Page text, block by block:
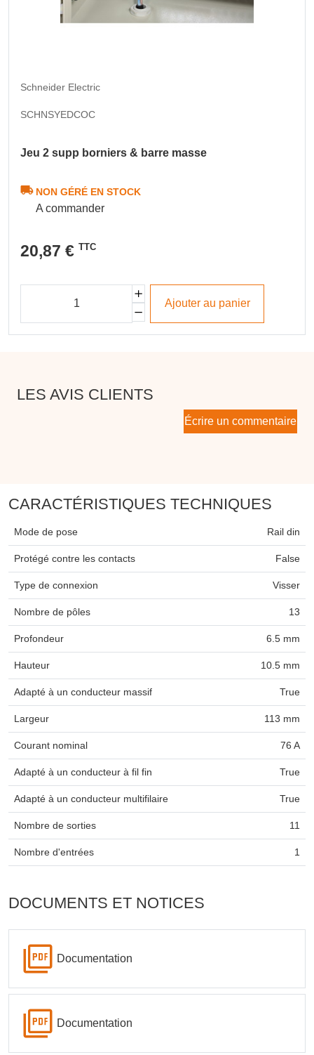
Schneider Electric
SCHNSYEDCOC
Jeu 2 supp borniers & barre masse
NON GÉRÉ EN STOCK
A commander
20,87 € TTC
Ajouter au panier
LES AVIS CLIENTS
Écrire un commentaire
CARACTÉRISTIQUES TECHNIQUES
Mode de pose Rail din
Protégé contre les contacts False
Type de connexion Visser
Nombre de pôles 13
Profondeur 6.5 mm
Hauteur 10.5 mm
Adapté à un conducteur massif True
Largeur 113 mm
Courant nominal 76 A
Adapté à un conducteur à fil fin True
Adapté à un conducteur multifilaire True
Nombre de sorties 11
Nombre d'entrées 1
DOCUMENTS ET NOTICES
Documentation
Documentation